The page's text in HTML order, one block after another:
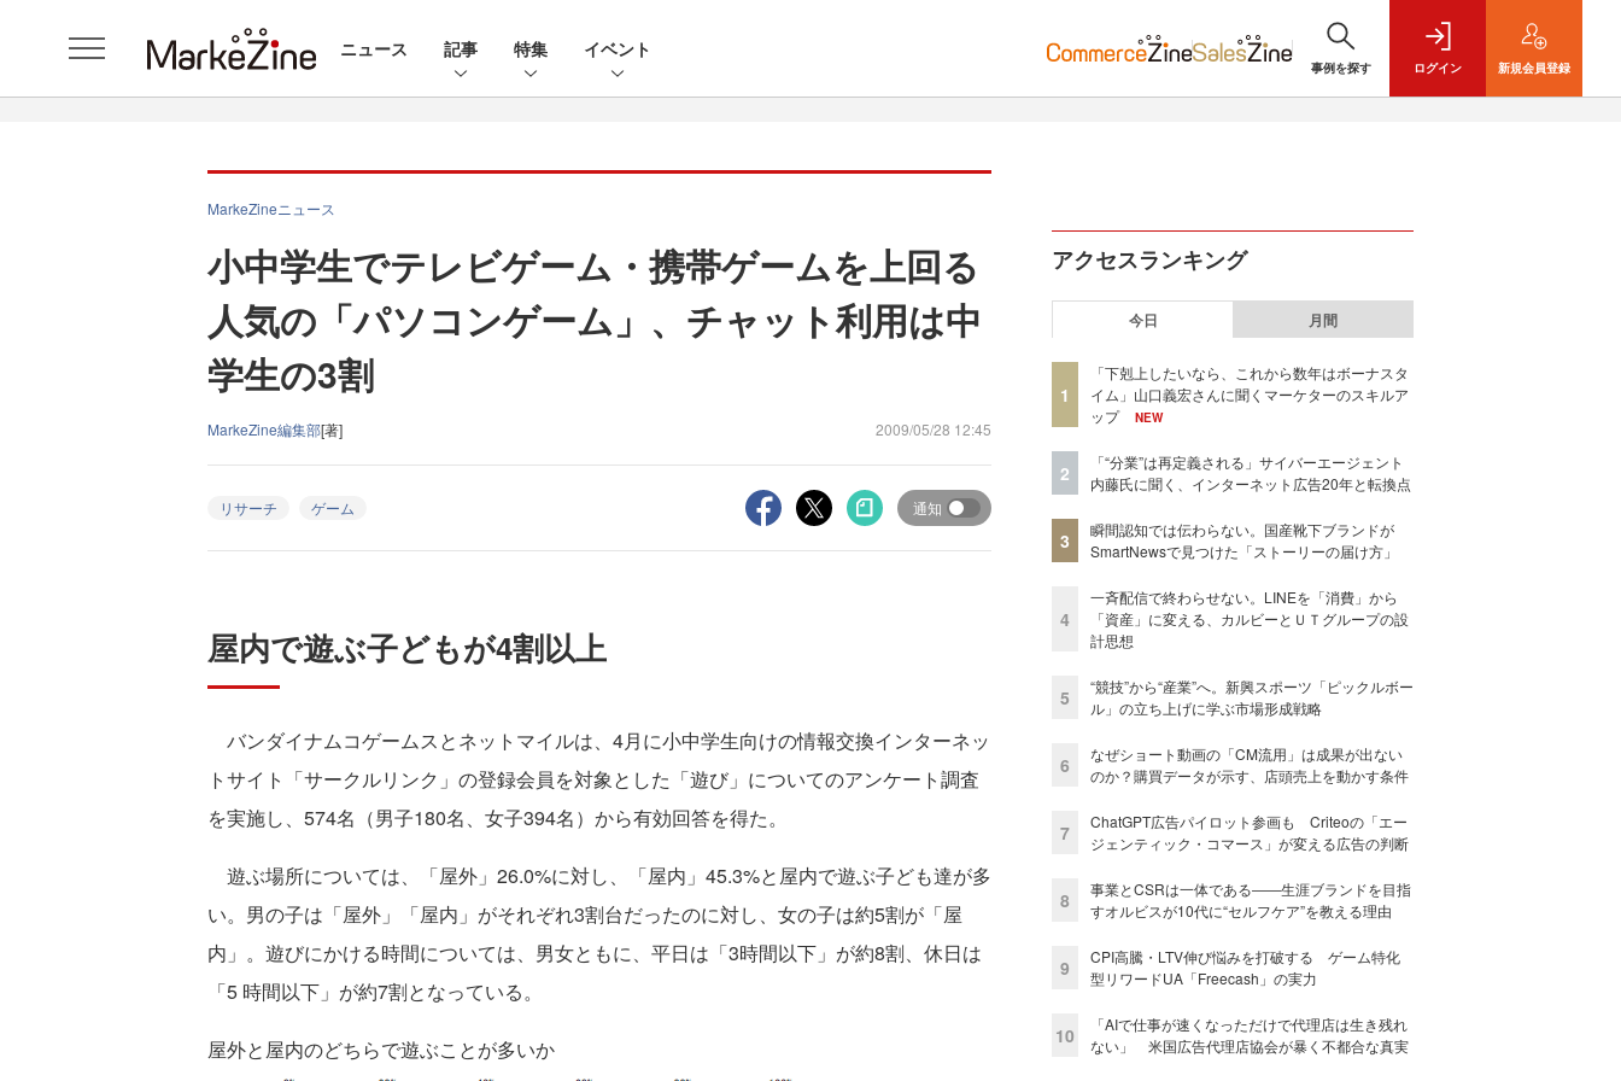
ニュース 記事 特集 イベント
事例を探す ログイン 新規会員登録
MarkeZineニュース
小中学生でテレビゲーム・携帯ゲームを上回る
人気の「パソコンゲーム」、チャット利用は中
学生の3割
MarkeZine編集部[著] 2009/05/28 12:45
リサーチ ゲーム 通知
屋内で遊ぶ子どもが4割以上
バンダイナムコゲームスとネットマイルは、4月に小中学生向けの情報交換インターネッ
トサイト「サークルリンク」の登録会員を対象とした「遊び」についてのアンケート調査
を実施し、574名（男子180名、女子394名）から有効回答を得た。
遊ぶ場所については、「屋外」26.0%に対し、「屋内」45.3%と屋内で遊ぶ子ども達が多
い。男の子は「屋外」「屋内」がそれぞれ3割台だったのに対し、女の子は約5割が「屋
内」。遊びにかける時間については、男女ともに、平日は「3時間以下」が約8割、休日は
「5 時間以下」が約7割となっている。
屋外と屋内のどちらで遊ぶことが多いか
アクセスランキング
今日 月間
1
「下剋上したいなら、これから数年はボーナスタ
イム」山口義宏さんに聞くマーケターのスキルア
ップ
NEW
2
「“分業”は再定義される」サイバーエージェント
内藤氏に聞く、インターネット広告20年と転換点
3
瞬間認知では伝わらない。国産靴下ブランドが
SmartNewsで見つけた「ストーリーの届け方」
4
一斉配信で終わらせない。LINEを「消費」から
「資産」に変える、カルビーとＵＴグループの設
計思想
5
“競技”から“産業”へ。新興スポーツ「ピックルボー
ル」の立ち上げに学ぶ市場形成戦略
6
なぜショート動画の「CM流用」は成果が出ない
のか？購買データが示す、店頭売上を動かす条件
7
ChatGPT広告パイロット参画も Criteoの「エー
ジェンティック・コマース」が変える広告の判断
8
事業とCSRは一体である――生涯ブランドを目指
すオルビスが10代に“セルフケア”を教える理由
9
CPI高騰・LTV伸び悩みを打破する ゲーム特化
型リワードUA「Freecash」の実力
10
「AIで仕事が速くなっただけで代理店は生き残れ
ない」 米国広告代理店協会が暴く不都合な真実